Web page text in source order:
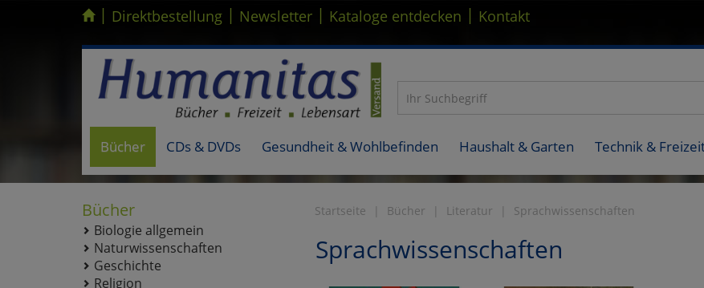
Kompletten Head der Seite überspringen
| Direktbestellung | Newsletter | Kataloge entdecken | Kontakt
Bücher CDs & DVDs Gesundheit & Wohlbefinden Haushalt & Garten Technik &
Bücher
Biologie allgemein
Naturwissenschaften
Geschichte
Religion
Startseite Bücher Literatur Sprachwissenschaften
Sprachwissenschaften